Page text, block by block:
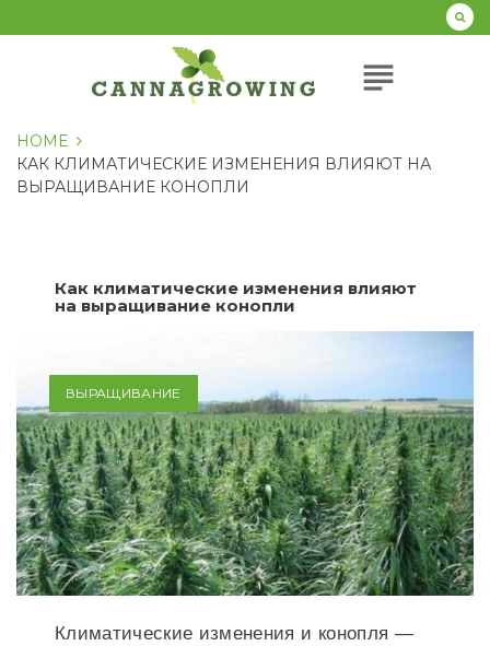
к
subject
HOME
КАК КЛИМАТИЧЕСКИЕ ИЗМЕНЕНИЯ ВЛИЯЮТ НА
ВЫРАЩИВАНИЕ КОНОПЛИ
Как климатические изменения влияют
на выращивание конопли
ВЫРАЩИВАНИЕ
Климатические изменения и конопля —